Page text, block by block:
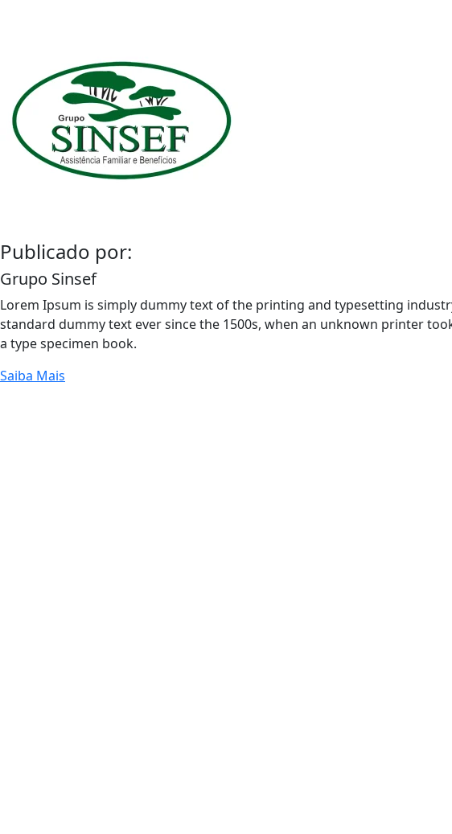
Publicado por:
Grupo Sinsef
Lorem Ipsum is simply dummy text of the printing and typesetting
standard dummy text ever since the 1500s, when an unknown printer
a type specimen book.
Saiba Mais